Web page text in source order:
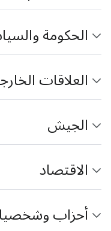
الحكومة
العلاقات
الجيش
الاقتصاد
أحزاب